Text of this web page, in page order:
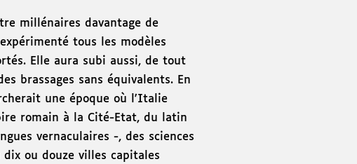
millénaires davantage de
tous les modèles
Elle aura subi aussi, de tout
brassages sans équivalents. En
une époque où l'Italie
romain à la Cité-Etat, du latin
vernaculaires -, des sciences
ou douze villes capitales